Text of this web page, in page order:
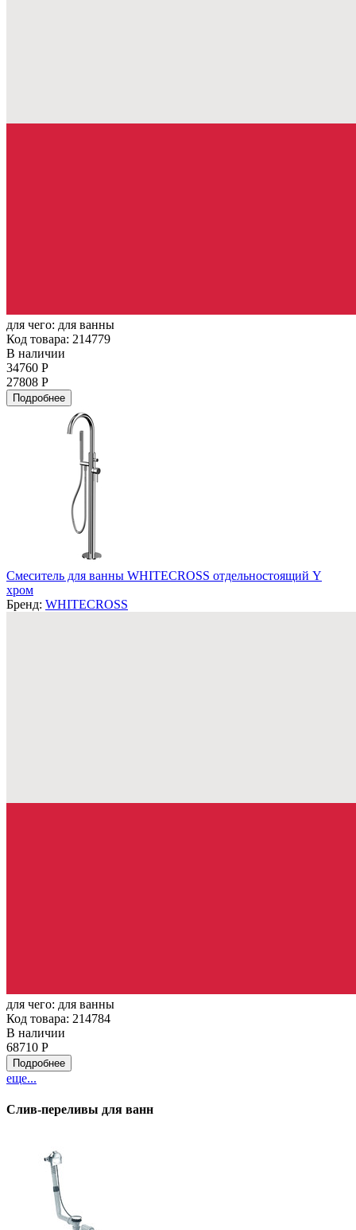
для чего: для ванны
Код товара: 214779
В наличии
34760 Р
27808 Р
Подробнее
Смеситель для ванны WHITECROSS отдельностоящий Y
хром
Бренд: WHITECROSS
для чего: для ванны
Код товара: 214784
В наличии
68710 Р
Подробнее
еще...
Слив-переливы для ванн